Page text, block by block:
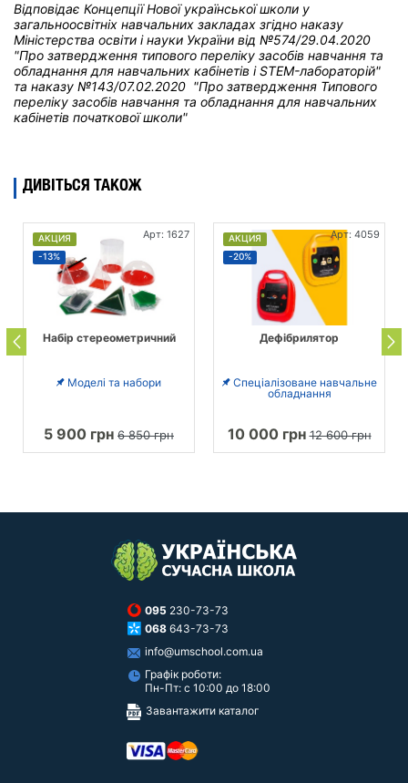
Відповідає Концепції Нової української школи у
загальноосвітніх навчальних закладах згідно наказу
Міністерства освіти і науки України від №574/29.04.2020
"Про затвердження типового переліку засобів навчання та
обладнання для навчальних кабінетів і STEM-лабораторій"
та наказу №143/07.02.2020 "Про затвердження Типового
переліку засобів навчання та обладнання для навчальних
кабінетів початкової школи"
ДИВІТЬСЯ ТАКОЖ
АКЦИЯ
-13%
Арт: 1627
Набір стереометричний
Моделі та набори
5 900 грн 6 850 грн
АКЦИЯ
-20%
Арт: 4059
Дефібрилятор
Спеціалізоване навчальне
обладнання
10 000 грн12 600 грн
095 230-73-73
068 643-73-73
info@umschool.com.ua
Графік роботи:
Пн-Пт: с 10:00 до 18:00
Завантажити каталог